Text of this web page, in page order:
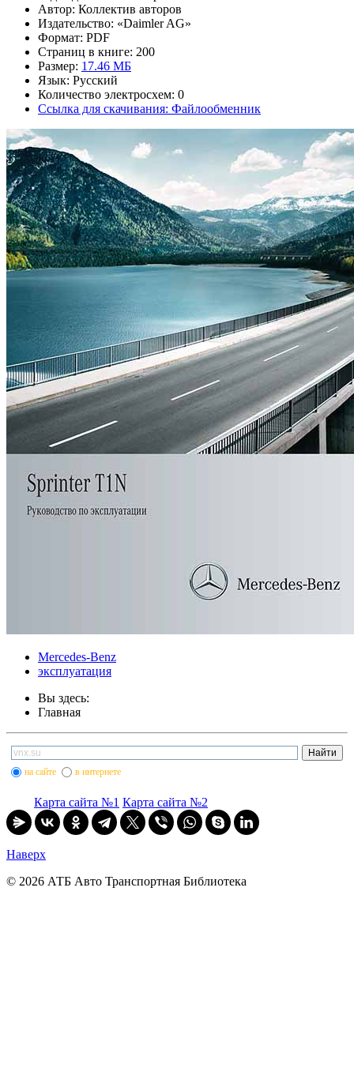
Автор: Коллектив авторов
Издательство: «Daimler AG»
Формат: PDF
Страниц в книге: 200
Размер: 17.46 МБ
Язык: Русский
Количество электросхем: 0
Ссылка для скачивания: Файлообменник
Mercedes-Benz
эксплуатация
Вы здесь:
Главная
на сайте в интернете
Карта сайта №1 Карта сайта №2
Наверх
© 2026 АТБ Авто Транспортная Библиотека